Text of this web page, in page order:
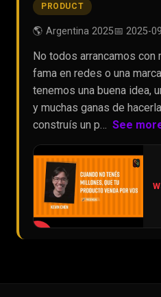
PRODUCT
🌎 Argentina 2025📅 2025-
No todos arrancamos con
fama en redes o una
tenemos una buena idea,
y muchas ganas de
construís un p… See